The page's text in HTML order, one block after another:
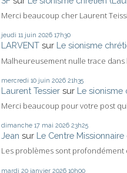
Merci beaucoup cher Laurent
jeudi 11 juin 2026 17h30
LARVENT sur Le sionisme
Malheureusement nulle trace dans
mercredi 10 juin 2026 21h35
Laurent Tessier sur Le sionisme
Merci beaucoup pour votre post
dimanche 17 mai 2026 23h25
Jean sur Le Centre Missionnaire
Les problèmes sont profondément
mardi 20 janvier 2026 10h00